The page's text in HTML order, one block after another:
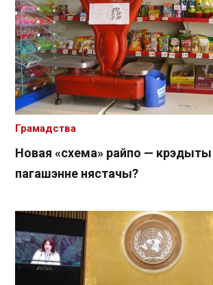
Новая «схема» райпо — крэдыты
пагашэнне нястачы?
Грамадства